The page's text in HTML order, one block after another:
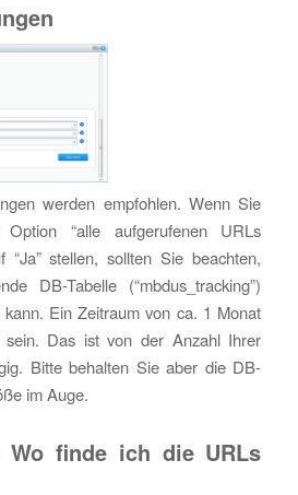
werden empfohlen. Wenn Sie
“alle aufgerufenen URLs
“Ja” stellen, sollten Sie beachten,
DB-Tabelle (“mbdus_tracking”)
Ein Zeitraum von ca. 1 Monat
sein. Das ist von der Anzahl Ihrer
Bitte behalten Sie aber die DB-
im Auge.
Wo finde ich die URLs